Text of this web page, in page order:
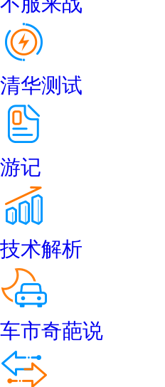
清华测试
游记
技术解析
车市奇葩说